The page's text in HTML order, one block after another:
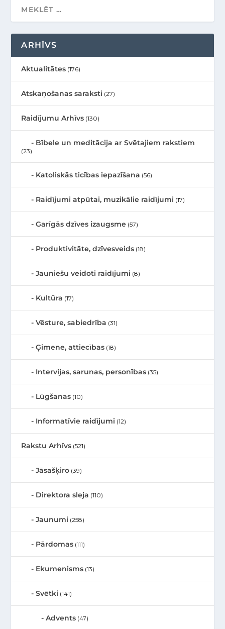
ARHĪVS
Aktualitātes (176)
Atskaņošanas saraksti (27)
Raidījumu Arhīvs (130)
Bībele un meditācija ar Svētajiem rakstiem
(23)
Katoliskās ticības iepazīšana (56)
Raidījumi atpūtai, muzikālie raidījumi (17)
Garīgās dzīves izaugsme (57)
Produktivitāte, dzīvesveids (18)
Jauniešu veidoti raidījumi (8)
Kultūra (17)
Vēsture, sabiedrība (31)
Ģimene, attiecības (18)
Intervijas, sarunas, personības (35)
Lūgšanas (10)
Informatīvie raidījumi (12)
Rakstu Arhīvs (521)
Jāsašķiro (39)
Direktora sleja (110)
Jaunumi (258)
Pārdomas (111)
Ekumenisms (13)
Svētki (141)
Advents (47)